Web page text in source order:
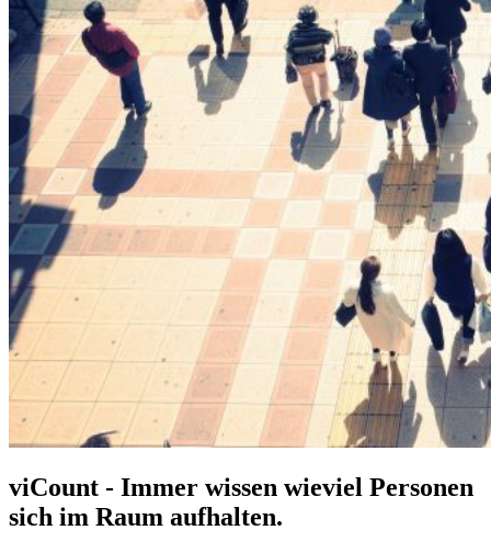
viCount - Immer wissen wieviel Personen
sich im Raum aufhalten.